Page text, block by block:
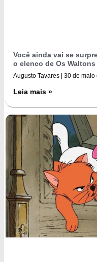
Você ainda vai se
o elenco de Os
Augusto Tavares 30 de maio
Leia mais »